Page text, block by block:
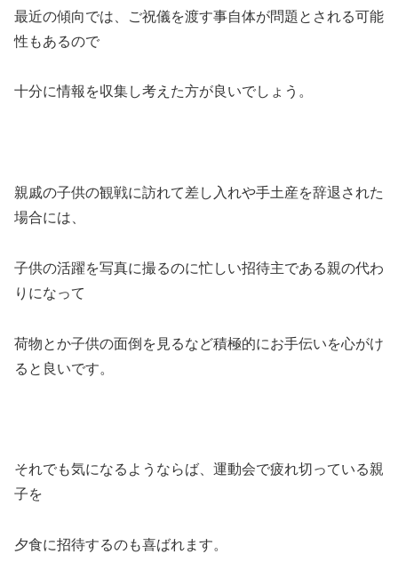
最近の傾向では、ご祝儀を渡す事自体が問題とされる可能
性もあるので
十分に情報を収集し考えた方が良いでしょう。
親戚の子供の観戦に訪れて差し入れや手土産を辞退された
場合には、
子供の活躍を写真に撮るのに忙しい招待主である親の代わ
りになって
荷物とか子供の面倒を見るなど積極的にお手伝いを心がけ
ると良いです。
それでも気になるようならば、運動会で疲れ切っている親
子を
夕食に招待するのも喜ばれます。